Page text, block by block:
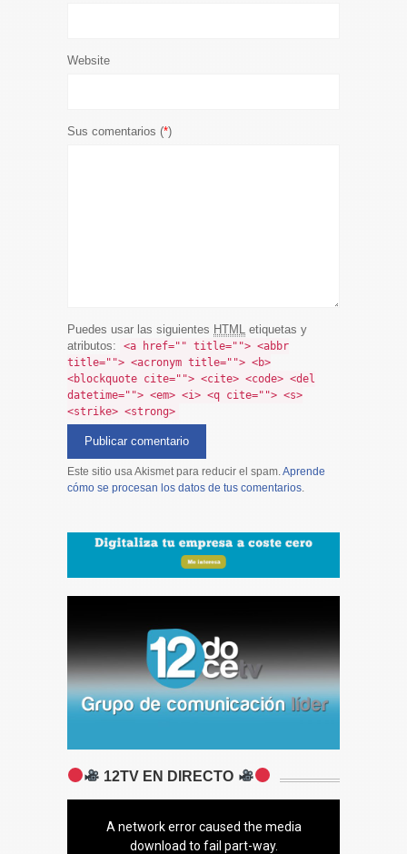
Website
Sus comentarios (*)
Puedes usar las siguientes HTML etiquetas y
atributos:
<a href="" title=""> <abbr
title=""> <acronym title=""> <b>
<blockquote cite=""> <cite> <code> <del
datetime=""> <em> <i> <q cite=""> <s>
<strike> <strong>
Este sitio usa Akismet para reducir el spam.Aprende
cómo se procesan los datos de tus comentarios.
12TV EN DIRECTO
A network error caused the media
download to fail part-way.